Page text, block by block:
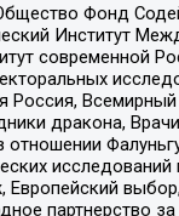
Фонд
Институт
современной
Всемирный
дракона,
партнерство за